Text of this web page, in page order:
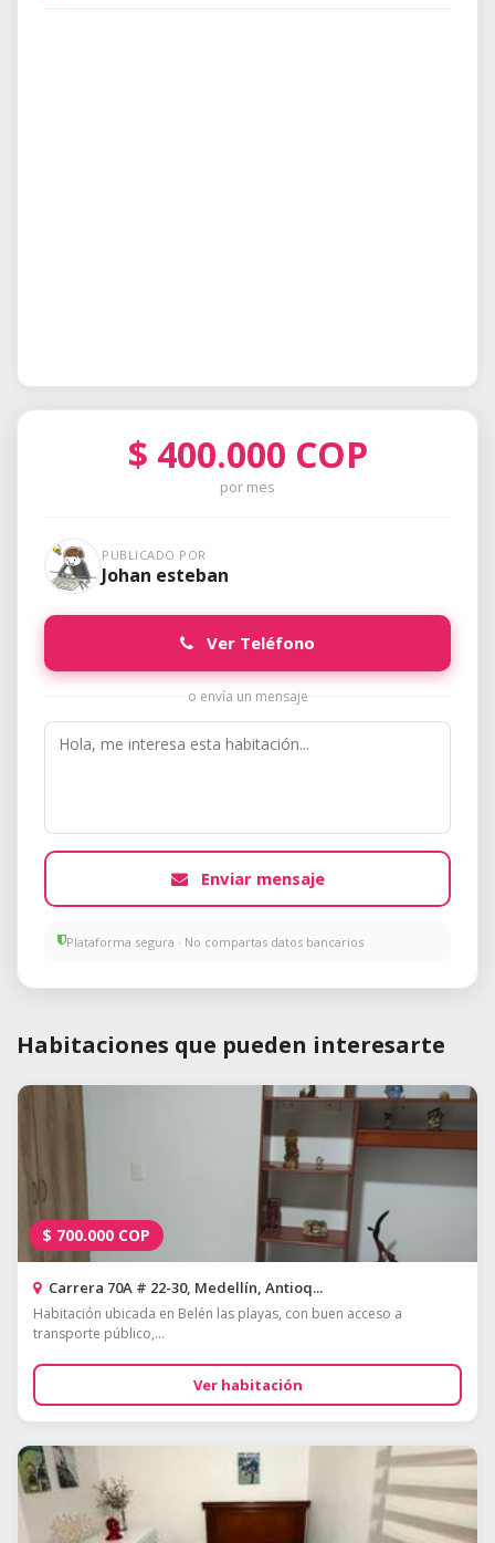
$ 400.000 COP
por mes
PUBLICADO POR
Johan esteban
Ver Teléfono
o envía un mensaje
Enviar mensaje
Plataforma segura · No compartas datos bancarios
Habitaciones que pueden interesarte
$ 700.000 COP
Carrera 70A # 22-30, Medellín, Antioq...
Habitación ubicada en Belén las playas, con buen acceso a
transporte público,...
Ver habitación